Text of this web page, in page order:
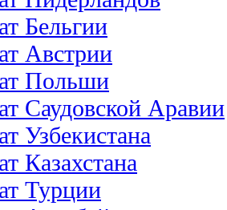
Бельгии
Австрии
Польши
Саудовской Аравии
Узбекистана
Казахстана
Турции